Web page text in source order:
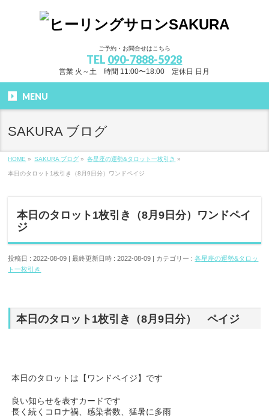
ご予約・お問合せはこちら
TEL 090-7888-5928
営業 火～土 時間 11:00〜18:00 定休日 日月
MENU
SAKURA ブログ
HOME » SAKURA ブログ » 各星座の運勢&タロット一枚引き »
本日のタロット1枚引き（8月9日分）ワンドペイジ
本日のタロット1枚引き（8月9日分）ワンドペイ
ジ
投稿日 : 2022-08-09 最終更新日時 : 2022-08-09 カテゴリー :各星座の運勢&タロッ
ト一枚引き
本日のタロット1枚引き（8月9日分） ペイジ
本日のタロットは【ワンドペイジ】です
良い知らせを表すカードです
長く続くコロナ禍、感染者数、猛暑に多雨